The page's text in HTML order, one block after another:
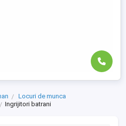
Locuri de munca
Ingrijitori batrani